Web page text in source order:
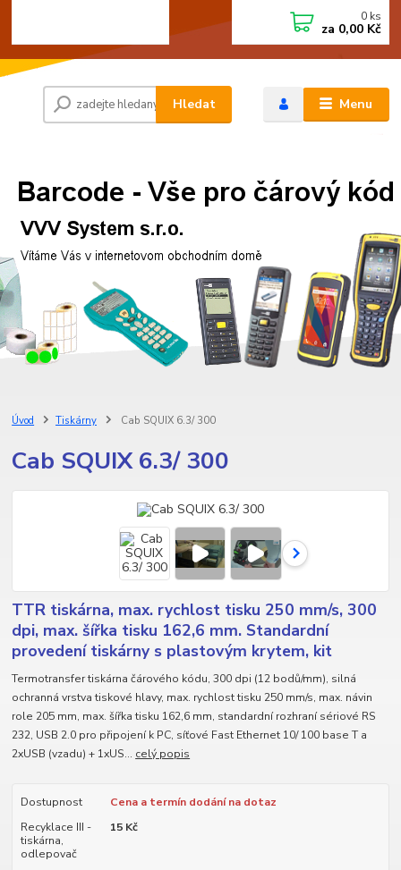
Menu
Hledat
0 ks
za 0,00 Kč
Úvod Tiskárny Cab SQUIX 6.3/ 300
Cab SQUIX 6.3/ 300
TTR tiskárna, max. rychlost tisku 250 mm/s, 300
dpi, max. šířka tisku 162,6 mm. Standardní
provedení tiskárny s plastovým krytem, kit
Termotransfer tiskárna čárového kódu, 300 dpi (12 bodů/mm), silná
ochranná vrstva tiskové hlavy, max. rychlost tisku 250 mm/s, max. návin
role 205 mm, max. šířka tisku 162,6 mm, standardní rozhraní sériové RS
232, USB 2.0 pro připojení k PC, síťové Fast Ethernet 10/ 100 base T a
2xUSB (vzadu) + 1xUS... celý popis
Dostupnost
Cena a termín dodání na dotaz
Recyklace III -
tiskárna,
odlepovač
15 Kč